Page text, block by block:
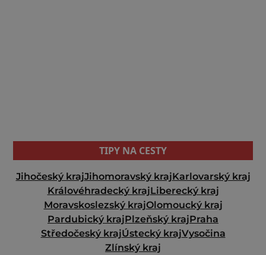
TIPY NA CESTY
Jihočeský krajJihomoravský krajKarlovarský kraj
Královéhradecký krajLiberecký kraj
Moravskoslezský krajOlomoucký kraj
Pardubický krajPlzeňský krajPraha
Středočeský krajÚstecký krajVysočina
Zlínský kraj